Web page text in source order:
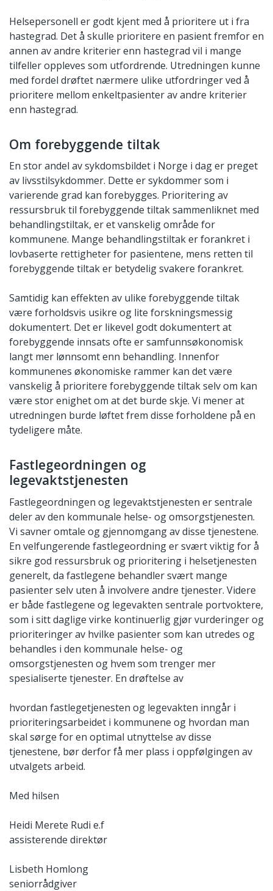
Helsepersonell er godt kjent med å prioritere ut i fra
hastegrad. Det å skulle prioritere en pasient fremfor en
annen av andre kriterier enn hastegrad vil i mange
tilfeller oppleves som utfordrende. Utredningen kunne
med fordel drøftet nærmere ulike utfordringer ved å
prioritere mellom enkeltpasienter av andre kriterier
enn hastegrad.
Om forebyggende tiltak
En stor andel av sykdomsbildet i Norge i dag er preget
av livsstilsykdommer. Dette er sykdommer som i
varierende grad kan forebygges. Prioritering av
ressursbruk til forebyggende tiltak sammenliknet med
behandlingstiltak, er et vanskelig område for
kommunene. Mange behandlingstiltak er forankret i
lovbaserte rettigheter for pasientene, mens retten til
forebyggende tiltak er betydelig svakere forankret.
Samtidig kan effekten av ulike forebyggende tiltak
være forholdsvis usikre og lite forskningsmessig
dokumentert. Det er likevel godt dokumentert at
forebyggende innsats ofte er samfunnsøkonomisk
langt mer lønnsomt enn behandling. Innenfor
kommunenes økonomiske rammer kan det være
vanskelig å prioritere forebyggende tiltak selv om kan
være stor enighet om at det burde skje. Vi mener at
utredningen burde løftet frem disse forholdene på en
tydeligere måte.
Fastlegeordningen og
legevaktstjenesten
Fastlegeordningen og legevaktstjenesten er sentrale
deler av den kommunale helse- og omsorgstjenesten.
Vi savner omtale og gjennomgang av disse tjenestene.
En velfungerende fastlegeordning er svært viktig for å
sikre god ressursbruk og prioritering i helsetjenesten
generelt, da fastlegene behandler svært mange
pasienter selv uten å involvere andre tjenester. Videre
er både fastlegene og legevakten sentrale portvoktere,
som i sitt daglige virke kontinuerlig gjør vurderinger og
prioriteringer av hvilke pasienter som kan utredes og
behandles i den kommunale helse- og
omsorgstjenesten og hvem som trenger mer
spesialiserte tjenester. En drøftelse av
hvordan fastlegetjenesten og legevakten inngår i
prioriteringsarbeidet i kommunene og hvordan man
skal sørge for en optimal utnyttelse av disse
tjenestene, bør derfor få mer plass i oppfølgingen av
utvalgets arbeid.
Med hilsen
Heidi Merete Rudi e.f
assisterende direktør
Lisbeth Homlong
seniorrådgiver